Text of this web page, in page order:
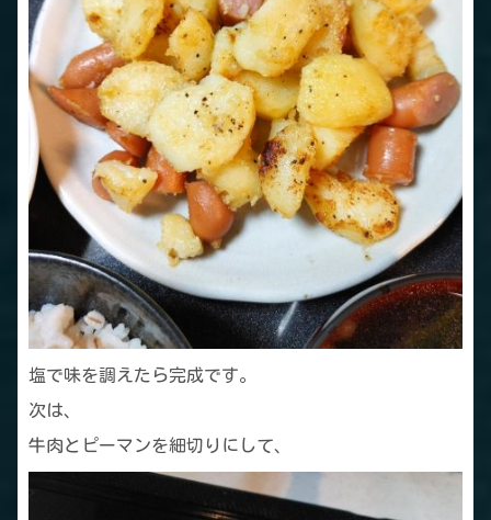
塩で味を調えたら完成です。
次は、
牛肉とピーマンを細切りにして、